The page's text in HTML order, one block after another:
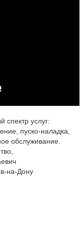
спектр услуг:
пуско-наладка,
обслуживание.
на-Дону